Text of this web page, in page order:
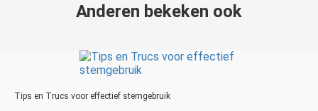
Anderen bekeken ook
Tips en Trucs voor effectief stemgebruik